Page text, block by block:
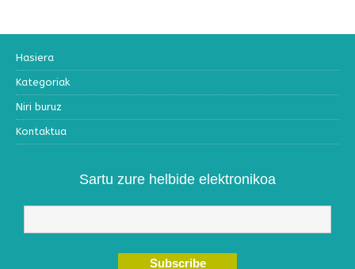
Hasiera
Kategoriak
Niri buruz
Kontaktua
Sartu zure helbide elektronikoa